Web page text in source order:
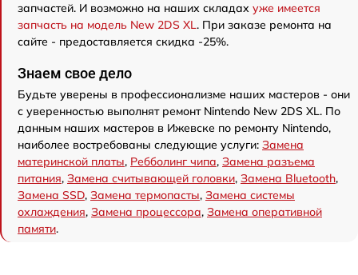
запчастей. И возможно на наших складах уже имеется
запчасть на модель New 2DS XL. При заказе ремонта на
сайте - предоставляется скидка -25%.
Знаем свое дело
Будьте уверены в профессионализме наших мастеров - они
с уверенностью выполнят ремонт Nintendo New 2DS XL. По
данным наших мастеров в Ижевске по ремонту Nintendo,
наиболее востребованы следующие услуги: Замена
материнской платы, Ребболинг чипа, Замена разъема
питания, Замена считывающей головки, Замена Bluetooth,
Замена SSD, Замена термопасты, Замена системы
охлаждения, Замена процессора, Замена оперативной
памяти.